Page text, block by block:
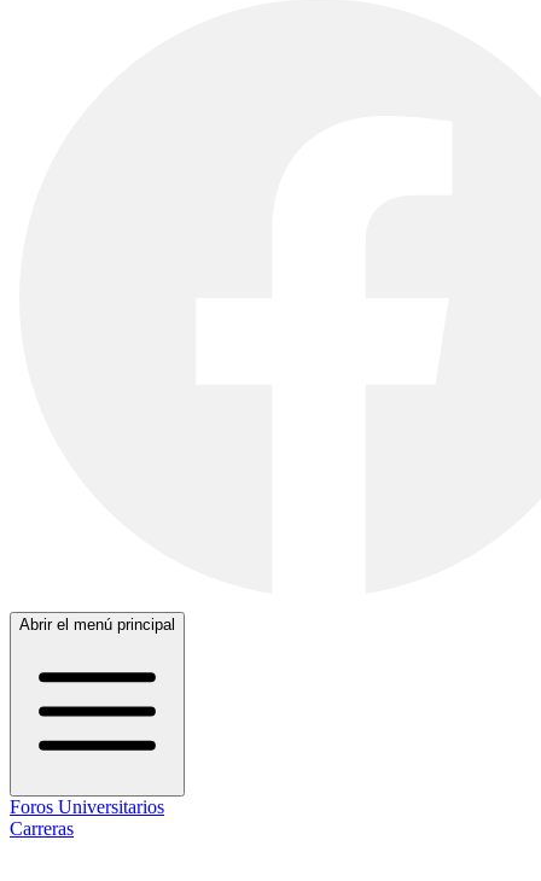
Abrir el menú principal
Foros Universitarios
Carreras